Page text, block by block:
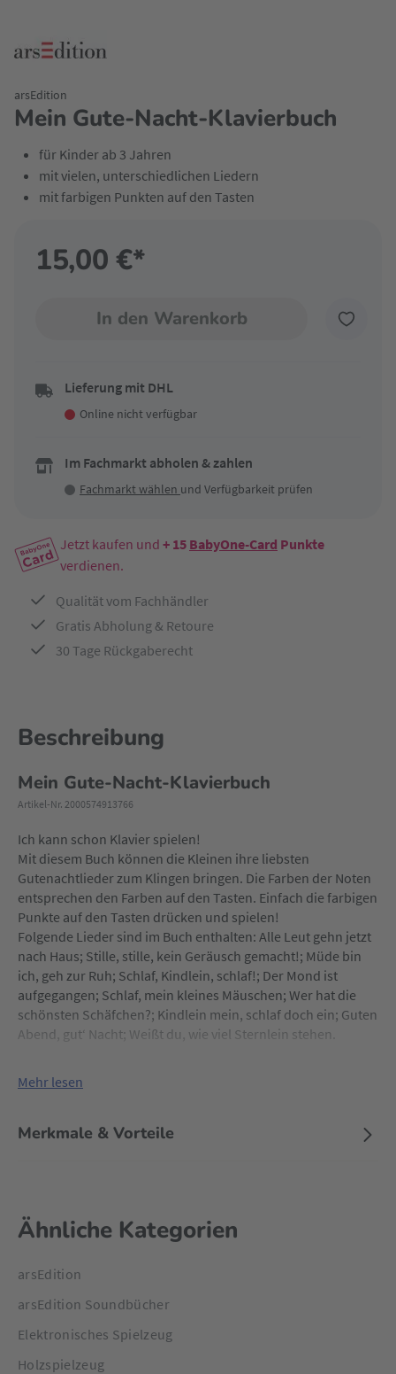
Mein Gute-Nacht-Klavierbuch
arsEdition
für Kinder ab 3 Jahren
mit vielen, unterschiedlichen Liedern
mit farbigen Punkten auf den Tasten
15,00 €*
In den Warenkorb
Lieferung mit DHL
Online nicht verfügbar
Im Fachmarkt abholen & zahlen
Fachmarkt wählen und Verfügbarkeit prüfen
Jetzt kaufen und + 15 BabyOne-Card Punkte
verdienen.
Qualität vom Fachhändler
Gratis Abholung & Retoure
30 Tage Rückgaberecht
Beschreibung
Mein Gute-Nacht-Klavierbuch
Artikel-Nr. 2000574913766
Ich kann schon Klavier spielen!
Mit diesem Buch können die Kleinen ihre liebsten
Gutenachtlieder zum Klingen bringen. Die Farben der Noten
entsprechen den Farben auf den Tasten. Einfach die farbigen
Punkte auf den Tasten drücken und spielen!
Folgende Lieder sind im Buch enthalten: Alle Leut gehn jetzt
nach Haus; Stille, stille, kein Geräusch gemacht!; Müde bin
ich, geh zur Ruh; Schlaf, Kindlein, schlaf!; Der Mond ist
aufgegangen; Schlaf, mein kleines Mäuschen; Wer hat die
schönsten Schäfchen?; Kindlein mein, schlaf doch ein; Guten
Abend, gut‘ Nacht; Weißt du, wie viel Sternlein stehen.
Mehr lesen
Merkmale & Vorteile
Ähnliche Kategorien
arsEdition
arsEdition Soundbücher
Elektronisches Spielzeug
Holzspielzeug